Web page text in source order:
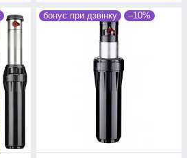
бонус при дзвінку –10%